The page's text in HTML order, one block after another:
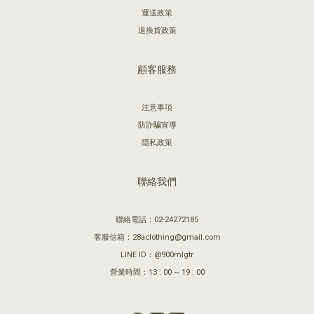
運送政策
退換貨政策
顧客服務
注意事項
防詐騙宣導
隱私政策
聯絡我們
聯絡電話：02-24272185
客服信箱：28aclothing@gmail.com
LINE ID：@900mlgtr
營業時間：13 : 00 ~ 19 : 00